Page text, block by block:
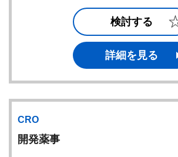
検討する
詳細を見る
CRO
開発薬事